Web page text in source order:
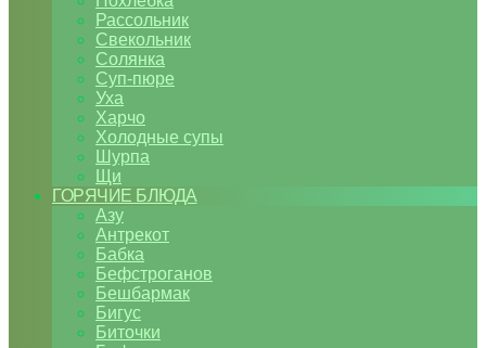
Рассольник
Свекольник
Солянка
Суп-пюре
Уха
Харчо
Холодные супы
Шурпа
Щи
ГОРЯЧИЕ БЛЮДА
Азу
Антрекот
Бабка
Бефстроганов
Бешбармак
Бигус
Биточки